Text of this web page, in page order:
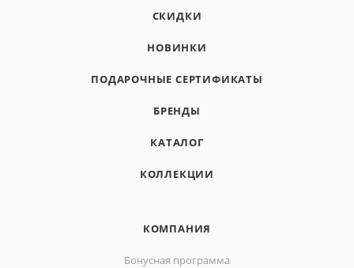
СКИДКИ
НОВИНКИ
ПОДАРОЧНЫЕ СЕРТИФИКАТЫ
БРЕНДЫ
КАТАЛОГ
КОЛЛЕКЦИИ
КОМПАНИЯ
Бонусная программа